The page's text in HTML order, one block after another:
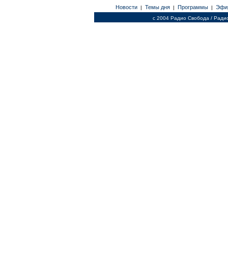
Новости | Темы дня | Программы |
c 2004 Радио Свобода /